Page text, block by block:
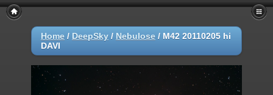
Home / DeepSky / Nebulose / M42 20110205 hi
DAVI